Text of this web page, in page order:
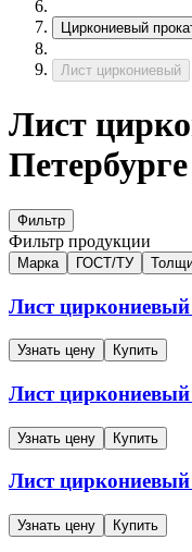
Циркониевый
Лист циркониевый
Лист
Петербурге
Фильтр
Фильтр продукции
Марка ГОСТ/ТУ
Лист циркониевый
Узнать цену Купить
Лист циркониевый
Узнать цену Купить
Лист циркониевый
Узнать цену Купить